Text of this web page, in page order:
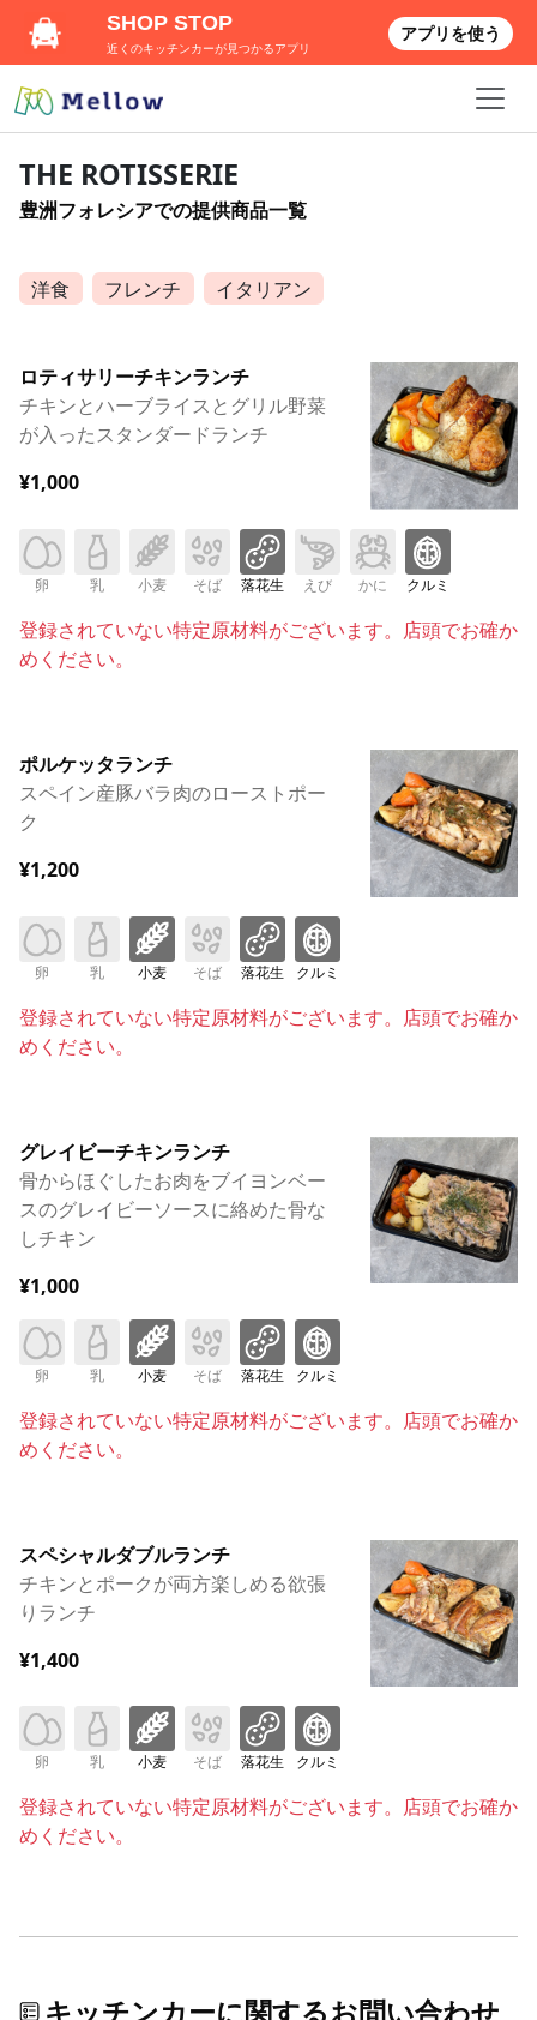
THE ROTISSERIE
豊洲フォレシアでの提供商品一覧
洋食 フレンチ イタリアン
ロティサリーチキンランチ
チキンとハーブライスとグリル野菜
が入ったスタンダードランチ
¥1,000
卵 乳 小麦 そば 落花生 えび かに クルミ
登録されていない特定原材料がございます。店頭でお確か
めください。
ポルケッタランチ
スペイン産豚バラ肉のローストポー
ク
¥1,200
卵 乳 小麦 そば 落花生 クルミ
登録されていない特定原材料がございます。店頭でお確か
めください。
グレイビーチキンランチ
骨からほぐしたお肉をブイヨンベー
スのグレイビーソースに絡めた骨な
しチキン
¥1,000
卵 乳 小麦 そば 落花生 クルミ
登録されていない特定原材料がございます。店頭でお確か
めください。
スペシャルダブルランチ
チキンとポークが両方楽しめる欲張
りランチ
¥1,400
卵 乳 小麦 そば 落花生 クルミ
登録されていない特定原材料がございます。店頭でお確か
めください。
キッチンカーに関するお問い合わせ
SHOP STOP
近くのキッチンカーが見つかるアプリ
アプリを使う